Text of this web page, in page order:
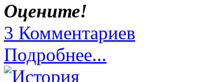
Оцените!
3 Комментариев
Подробнее...